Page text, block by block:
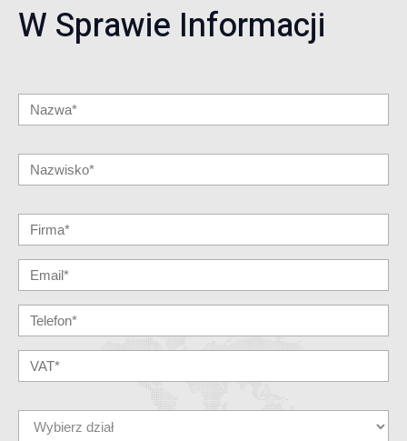
W Sprawie Informacji